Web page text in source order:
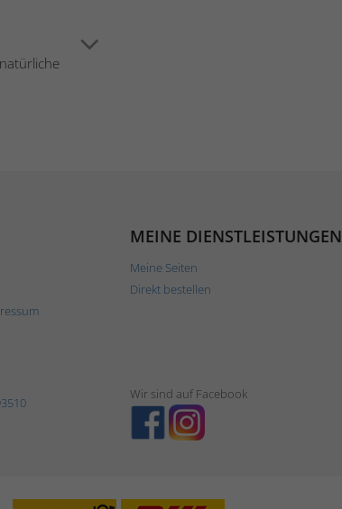
MEINE DIENSTLEISTUNGEN
Meine Seiten
Direkt bestellen
Wir sind auf Facebook